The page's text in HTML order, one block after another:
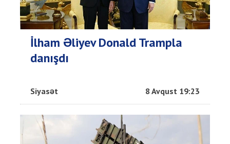
İlham Əliyev Donald Trampla
danışdı
Siyasət 8 Avqust 19:23